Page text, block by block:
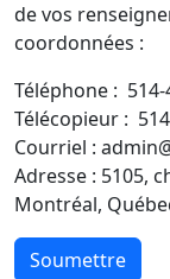
de vos
coordonnées :
Téléphone : 514-
Télécopieur :
Courriel :
Adresse : 5105,
Montréal,
Soumettre